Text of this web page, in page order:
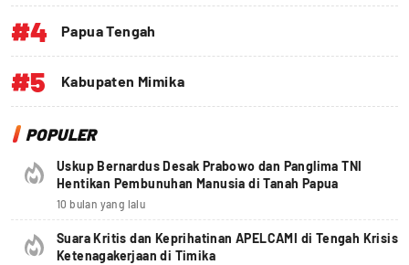
#4 Papua Tengah
#5 Kabupaten Mimika
POPULER
Uskup Bernardus Desak Prabowo dan Panglima TNI
Hentikan Pembunuhan Manusia di Tanah Papua
10 bulan yang lalu
Suara Kritis dan Keprihatinan APELCAMI di Tengah Krisis
Ketenagakerjaan di Timika